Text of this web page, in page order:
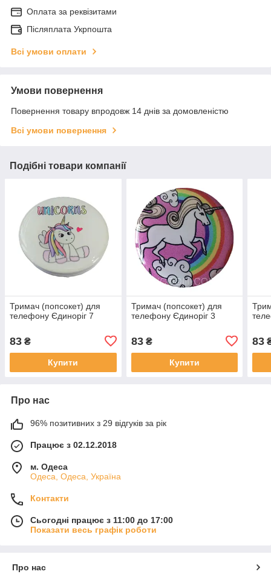
Оплата за реквізитами
Післяплата Укрпошта
Всі умови оплати
Умови повернення
Повернення товару впродовж 14 днів за домовленістю
Всі умови повернення
Подібні товари компанії
Тримач (попсокет) для
телефону Єдиноріг 7
83 ₴
Купити
Тримач (попсокет) для
телефону Єдиноріг 3
83₴
Купити
83
Про нас
96% позитивних з 29 відгуків за рік
Працює з 02.12.2018
м. Одеса
Одеса, Одеса, Україна
Контакти
Сьогодні працює з 11:00 до 17:00
Показати весь графік роботи
Про нас